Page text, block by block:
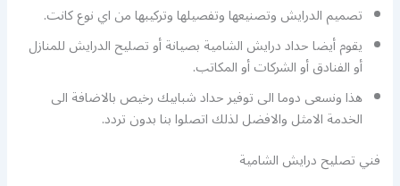
تصميم الدرايش وتصنيعها وتفصيلها وتركيبها من اي نوع كانت.
يقوم أيضا حداد درايش الشامية بصيانة أو تصليح الدرايش للمنازل
أو الفنادق أو الشركات أو المكاتب.
هذا ونسعى دوما الى توفير حداد شبابيك رخيص بالاضافة الى
الخدمة الامثل والافضل لذلك اتصلوا بنا بدون تردد.
فني تصليح درايش الشامية